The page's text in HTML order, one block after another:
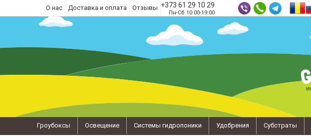
О нас Доставка и оплата Отзывы +373 61 29 10 29
Пн-Сб 10:00-19:00
Гроубоксы Освещение Системы гидропоники Удобрения Субстраты